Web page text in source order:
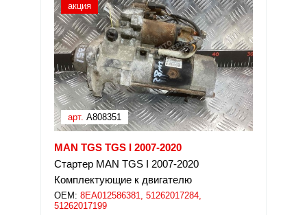
акция
арт. A808351
MAN TGS TGS I 2007-2020
Стартер MAN TGS I 2007-2020
Комплектующие к двигателю
OEM: 8EA012586381, 51262017284,
51262017199